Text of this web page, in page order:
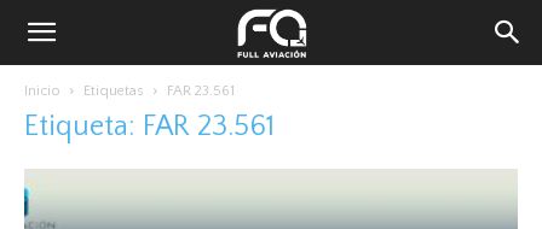
Inicio Etiquetas FAR 23.561
Etiqueta: FAR 23.561